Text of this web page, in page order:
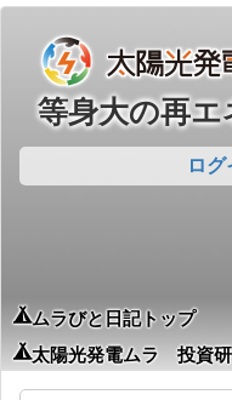
等身大の再エ
ログ
ムラびと日記トップ
太陽光発電ムラ 投資